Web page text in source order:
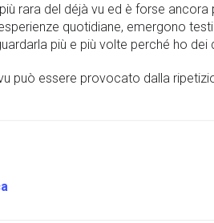
rara del déjà vu ed è forse
quotidiane, emergono
più e più volte perché ho
può essere provocato dalla